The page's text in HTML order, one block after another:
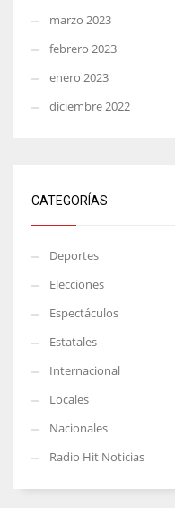
marzo 2023
febrero 2023
enero 2023
diciembre 2022
CATEGORÍAS
Deportes
Elecciones
Espectáculos
Estatales
Internacional
Locales
Nacionales
Radio Hit Noticias